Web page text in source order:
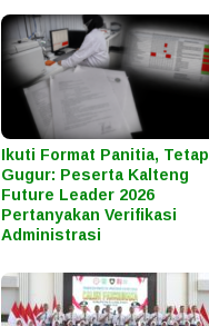
Ikuti Format Panitia, Tetap
Gugur: Peserta Kalteng
Future Leader 2026
Pertanyakan Verifikasi
Administrasi